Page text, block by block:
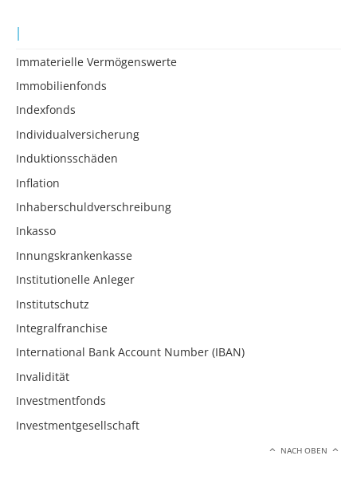
I
Immaterielle Vermögenswerte
Immobilienfonds
Indexfonds
Individualversicherung
Induktionsschäden
Inflation
Inhaberschuldverschreibung
Inkasso
Innungskrankenkasse
Institutionelle Anleger
Institutschutz
Integralfranchise
International Bank Account Number (IBAN)
Invalidität
Investmentfonds
Investmentgesellschaft
NACH OBEN